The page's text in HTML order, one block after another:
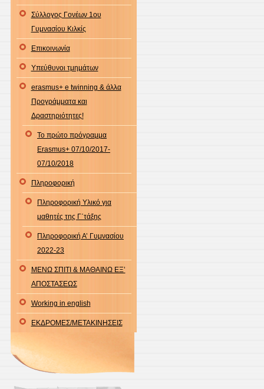
Σύλλογος Γονέων 1ου
Γυμνασίου Κιλκίς
Επικοινωνία
Υπεύθυνοι τμημάτων
erasmus+ e twinning & άλλα
Προγράμματα και
Δραστηριότητες!
Το πρώτο πρόγραμμα
Erasmus+ 07/10/2017-
07/10/2018
Πληροφορική
Πληροφορική Υλικό για
μαθητές της Γ΄τάξης
Πληροφορική Α’ Γυμνασίου
2022-23
ΜΕΝΩ ΣΠΙΤΙ & ΜΑΘΑΙΝΩ ΕΞ’
ΑΠΟΣΤΑΣΕΩΣ
Working in english
ΕΚΔΡΟΜΕΣ/ΜΕΤΑΚΙΝΗΣΕΙΣ